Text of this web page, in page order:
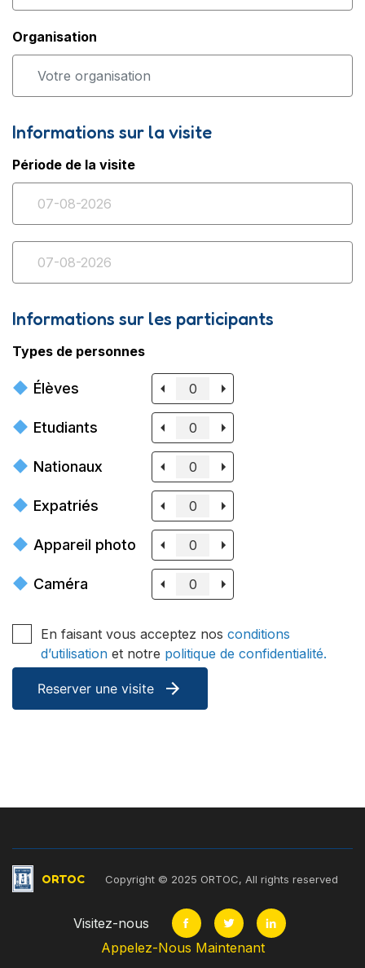
Organisation
Informations sur la visite
Période de la visite
Informations sur les participants
Types de personnes
Élèves
Etudiants
Nationaux
Expatriés
Appareil photo
Caméra
En faisant vous acceptez nos conditions
d’utilisation et notre politique de confidentialité.
ORTOC Copyright © 2025 ORTOC, All rights reserved
Visitez-nous
Appelez-Nous Maintenant